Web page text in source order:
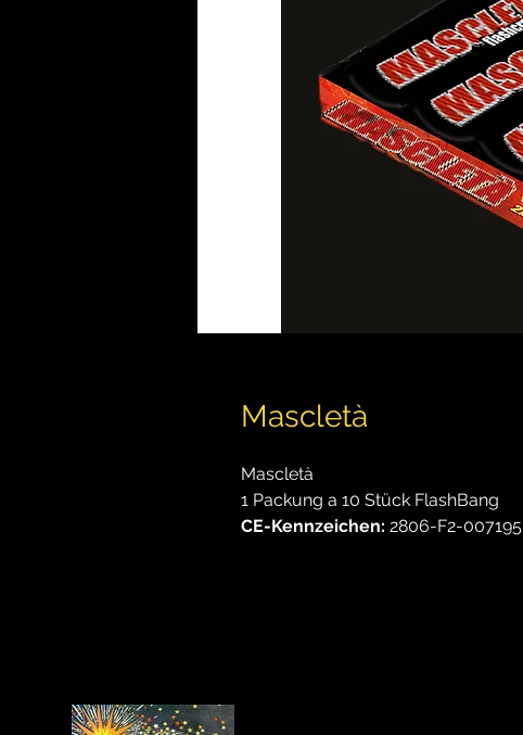
Mascletà
Mascletà
1 Packung a 10 Stück FlashBang
CE-Kennzeichen: 2806-F2-007195